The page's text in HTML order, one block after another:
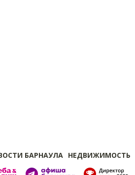
БАРНАУЛА НЕДВИЖИМОСТЬ